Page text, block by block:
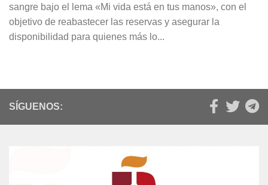
sangre bajo el lema «Mi vida está en tus manos», con el
objetivo de reabastecer las reservas y asegurar la
disponibilidad para quienes más lo...
SÍGUENOS: